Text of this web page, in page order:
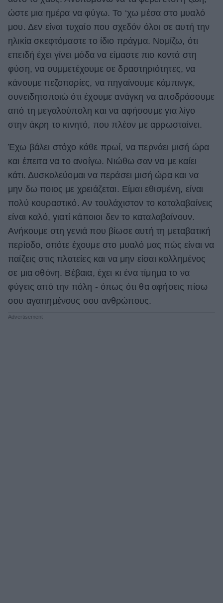
ώστε μια ημέρα να φύγω. Το ‘χω μέσα στο μυαλό
μου. Δεν είναι τυχαίο που σχεδόν όλοι σε αυτή την
ηλικία σκεφτόμαστε το ίδιο πράγμα. Νομίζω, ότι
επειδή έχει γίνει μόδα να είμαστε πιο κοντά στη
φύση, να συμμετέχουμε σε δραστηριότητες, να
κάνουμε πεζοπορίες, να πηγαίνουμε κάμπινγκ,
συνειδητοποιώ ότι έχουμε ανάγκη να αποδράσουμε
από τη μεγαλούπολη και να αφήσουμε για λίγο
στην άκρη το κινητό, που πλέον με αρρωσταίνει.
Έχω βάλει στόχο κάθε πρωί, να περνάει μισή ώρα
και έπειτα να το ανοίγω. Νιώθω σαν να με καίει
κάτι. Δυσκολεύομαι να περάσει μισή ώρα και να
μην δω ποιος με χρειάζεται. Είμαι εθισμένη, είναι
πολύ κουραστικό. Αν τουλάχιστον το καταλαβαίνεις
είναι καλό, γιατί κάποιοι δεν το καταλαβαίνουν.
Ανήκουμε στη γενιά που βίωσε αυτή τη μεταβατική
περίοδο, οπότε έχουμε στο μυαλό μας πώς είναι να
παίζεις στις πλατείες και να μην είσαι κολλημένος
σε μια οθόνη. Βέβαια, έχει κι ένα τίμημα το να
φύγεις από την πόλη - όπως ότι θα αφήσεις πίσω
σου αγαπημένους σου ανθρώπους.